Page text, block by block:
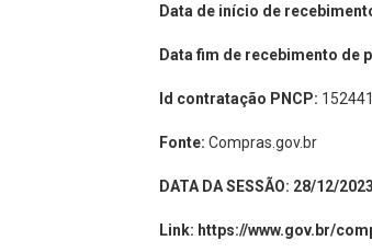
Data de início de
Data fim de recebimento de
Id contratação PNCP:
Fonte: Compras.gov.br
DATA DA SESSÃO: 28/12/2023
Link: https://www.gov.br/